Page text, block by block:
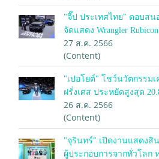
"จี๊ป ประเทศไทย" ตอบส
จัดแสดง Wrangler Rubicon
27 ส.ค. 2566
(Content)
"เปอโยต์" โชว์นวัตกรรมเ
ฝรั่งเศส ประหยัดสูงสุด
26 ส.ค. 2566
(Content)
"จุรินทร์" เปิดงานแสดงสิ
ผู้ประกอบการจากทั่วโลก